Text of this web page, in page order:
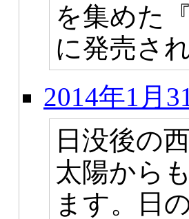
を集めた
に発売され
2014年1月
日没後の
太陽から
ます。日